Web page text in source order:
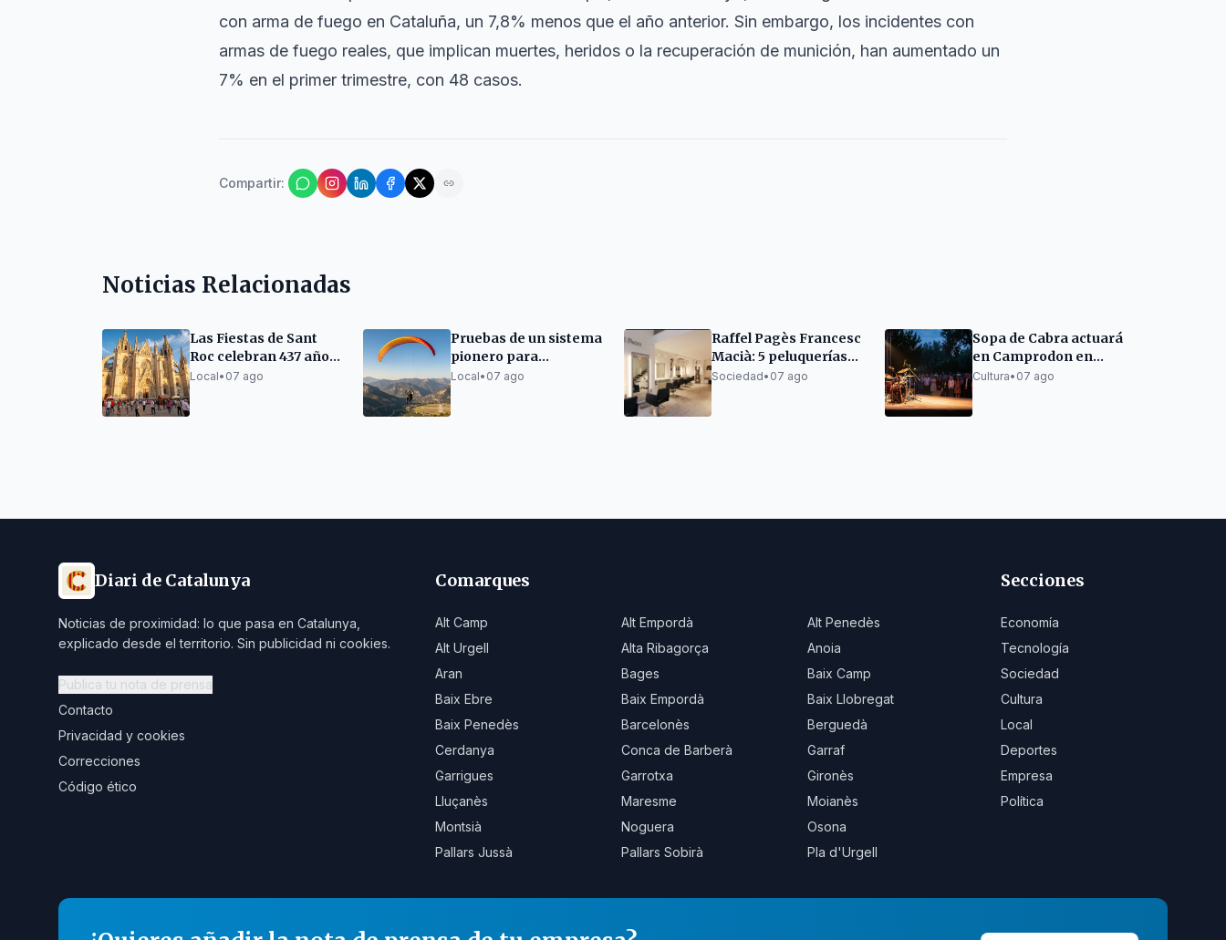
con arma de fuego en Cataluña, un 7,8% menos que el año anterior. Sin embargo, los incidentes con
armas de fuego reales, que implican muertes, heridos o la recuperación de munición, han aumentado un
7% en el primer trimestre, con 48 casos.
Compartir:
Noticias Relacionadas
Las Fiestas de Sant
Roc celebran 437 años
en el Barrio Gótico
Local• 07 ago
Pruebas de un sistema
pionero para
compatibilizar
Local• 07 ago
Raffel Pagès Francesc
Macià: 5 peluquerías
en Barcelona donde la
Sociedad• 07 ago
Sopa de Cabra actuará
en Camprodon en
2027
Cultura• 07 ago
Diari de Catalunya
Noticias de proximidad: lo que pasa en Catalunya,
explicado desde el territorio. Sin publicidad ni cookies.
Publica tu nota de prensa
Contacto
Privacidad y cookies
Correcciones
Código ético
Comarques
Alt Camp Alt Empordà
Alt Penedès
Alt Urgell
Alta Ribagorça
Anoia
Aran
Bages
Baix Camp
Baix Ebre
Baix Empordà
Baix Llobregat
Baix Penedès
Barcelonès
Berguedà
Cerdanya
Conca de Barberà
Garraf
Garrigues
Garrotxa
Gironès
Lluçanès
Maresme
Moianès
Montsià
Noguera
Osona
Pallars Jussà
Pallars Sobirà Pla d'Urgell
Secciones
Economía
Tecnología
Sociedad
Cultura
Local
Deportes
Empresa
Política